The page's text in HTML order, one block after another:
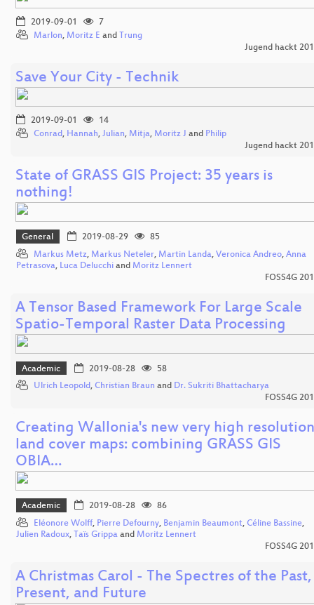
2019-09-01
7
Marlon, Moritz E and Trung
Jugend hackt
Save Your City - Technik
2019-09-01
14
Conrad, Hannah, Julian, Mitja, Moritz J and Philip
Jugend hackt
State of GRASS GIS Project: 35 years is
nothing!
General 2019-08-29
85
Markus Metz, Markus Neteler, Martin Landa, Veronica Andreo, Anna
Petrasova, Luca Delucchi and Moritz Lennert
FOSS4G
A Tensor Based Framework For Large Scale
Spatio-Temporal Raster Data Processing
Academic 2019-08-28
58
Ulrich Leopold, Christian Braun and Dr. Sukriti Bhattacharya
FOSS4G
Creating Wallonia's new very high resolution
land cover maps: combining GRASS GIS
OBIA…
Academic 2019-08-28
86
Eléonore Wolff, Pierre Defourny, Benjamin Beaumont, Céline Bassine,
Julien Radoux, Taïs Grippa and Moritz Lennert
FOSS4G
A Christmas Carol - The Spectres of the Past,
Present, and Future